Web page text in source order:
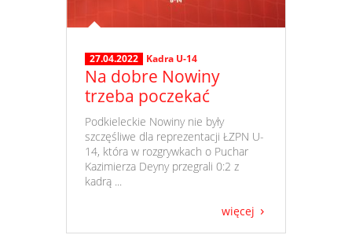
27.04.2022 Kadra U-14
Na dobre Nowiny
trzeba poczekać
​ Podkieleckie Nowiny nie były
szczęśliwe dla reprezentacji ŁZPN U-
14, która w rozgrywkach o Puchar
Kazimierza Deyny przegrali 0:2 z
kadrą ...
więcej